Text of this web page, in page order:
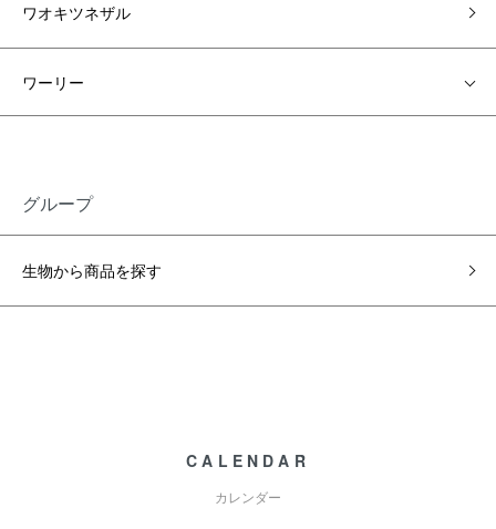
ワオキツネザル
ワーリー
グループ
生物から商品を探す
CALENDAR
カレンダー